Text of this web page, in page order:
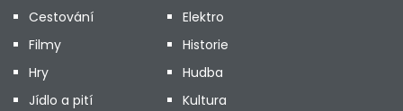
Cestování
Elektro
Filmy
Historie
Hry
Hudba
Jídlo a pití
Kultura